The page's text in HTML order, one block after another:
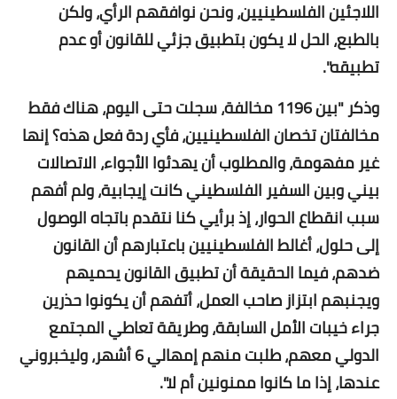
اللاجئين الفلسطينيين، ونحن نوافقهم الرأي، ولكن
بالطبع، الحل لا يكون بتطبيق جزئي للقانون أو عدم
تطبيقه".
وذكر "بين 1196 مخالفة، سجلت حتى اليوم، هناك فقط
مخالفتان تخصان الفلسطينيين، فأي ردة فعل هذه؟ إنها
غير مفهومة، والمطلوب أن يهدئوا الأجواء، الاتصالات
بيني وبين السفير الفلسطيني كانت إيجابية، ولم أفهم
سبب انقطاع الحوار، إذ برأيي كنا نتقدم باتجاه الوصول
إلى حلول، أغالط الفلسطينيين باعتبارهم أن القانون
ضدهم، فيما الحقيقة أن تطبيق القانون يحميهم
ويجنبهم ابتزاز صاحب العمل، أتفهم أن يكونوا حذرين
جراء خيبات الأمل السابقة، وطريقة تعاطي المجتمع
الدولي معهم، طلبت منهم إمهالي 6 أشهر، وليخبروني
عندها، إذا ما كانوا ممنونين أم لا".